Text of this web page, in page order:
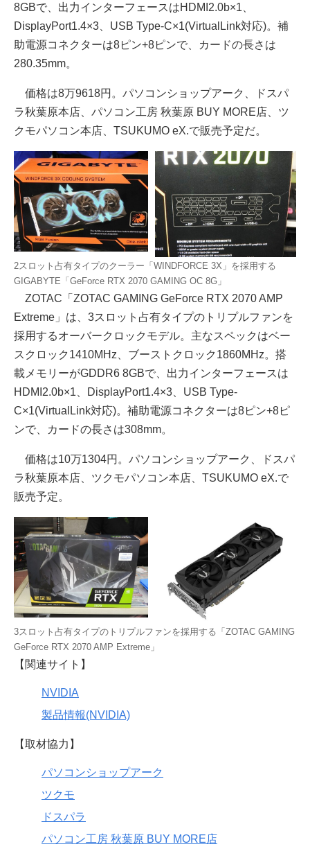
8GBで、出力インターフェースはHDMI2.0b×1、
DisplayPort1.4×3、USB Type-C×1(VirtualLink対応)。補
助電源コネクターは8ピン+8ピンで、カードの長さは
280.35mm。
価格は8万9618円。パソコンショップアーク、ドスパ
ラ秋葉原本店、パソコン工房 秋葉原 BUY MORE店、ツ
クモパソコン本店、TSUKUMO eX.で販売予定だ。
2スロット占有タイプのクーラー「WINDFORCE 3X」を採用する
GIGABYTE「GeForce RTX 2070 GAMING OC 8G」
ZOTAC「ZOTAC GAMING GeForce RTX 2070 AMP
Extreme」は、3スロット占有タイプのトリプルファンを
採用するオーバークロックモデル。主なスペックはベー
スクロック1410MHz、ブーストクロック1860MHz。搭
載メモリーがGDDR6 8GBで、出力インターフェースは
HDMI2.0b×1、DisplayPort1.4×3、USB Type-
C×1(VirtualLink対応)。補助電源コネクターは8ピン+8ピ
ンで、カードの長さは308mm。
価格は10万1304円。パソコンショップアーク、ドスパ
ラ秋葉原本店、ツクモパソコン本店、TSUKUMO eX.で
販売予定。
3スロット占有タイプのトリプルファンを採用する「ZOTAC GAMING
GeForce RTX 2070 AMP Extreme」
【関連サイト】
NVIDIA
製品情報(NVIDIA)
【取材協力】
パソコンショップアーク
ツクモ
ドスパラ
パソコン工房 秋葉原 BUY MORE店